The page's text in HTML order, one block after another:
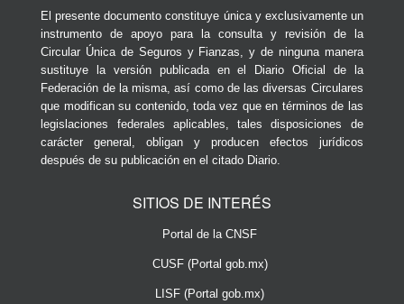
El presente documento constituye única y exclusivamente un
instrumento de apoyo para la consulta y revisión de la
Circular Única de Seguros y Fianzas, y de ninguna manera
sustituye la versión publicada en el Diario Oficial de la
Federación de la misma, así como de las diversas Circulares
que modifican su contenido, toda vez que en términos de las
legislaciones federales aplicables, tales disposiciones de
carácter general, obligan y producen efectos jurídicos
después de su publicación en el citado Diario.
SITIOS DE INTERÉS
Portal de la CNSF
CUSF (Portal gob.mx)
LISF (Portal gob.mx)